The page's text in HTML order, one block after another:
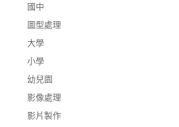
國中
圖型處理
大學
小學
幼兒園
影像處理
影片製作